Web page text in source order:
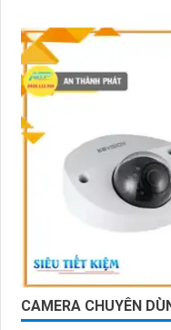
CAMERA CHUYÊN